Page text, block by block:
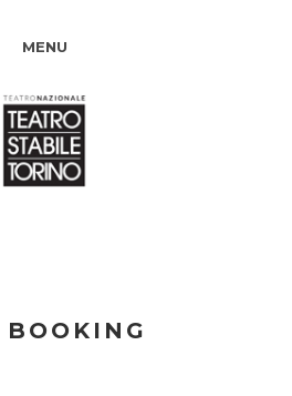
MENU
BOOKING